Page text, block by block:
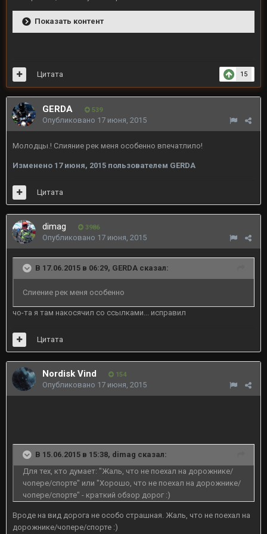
Показать контент
15
Цитата
GERDA 539
Опубликовано 17 июня, 2015
Молодцы.! Слияние рек меня особенно впечатлило!
Изменено 17 июня, 2015 пользователем GERDA
Цитата
dimag 3986
Опубликовано 17 июня, 2015
В 17.06.2015 в 06:29, GERDA сказал:
Слиение рек меня особенно
чо-та я там накосячил со ссылками... исправил
Цитата
Nordisk Vind 154
Опубликовано 17 июня, 2015
В 15.06.2015 в 15:38, dimag сказал:
Для тех, кто думает: "Жаль, что не поехал на дорожнике/
чопере/спорте" или "Хорошо, что не поехал на дорожнике/
чопере/спорте" - краткий обзор дорог :)
Вроде на вид дорога не особо страшная. Жаль, что не поехал на
дорожнике/чопере/спорте :)